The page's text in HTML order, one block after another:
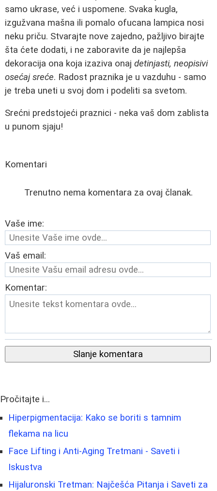
samo ukrase, već i uspomene. Svaka kugla,
izgužvana mašna ili pomalo ofucana lampica nosi
neku priču. Stvarajte nove zajedno, pažljivo birajte
šta ćete dodati, i ne zaboravite da je najlepša
dekoracija ona koja izaziva onaj detinjasti, neopisivi
osećaj sreće. Radost praznika je u vazduhu - samo
je treba uneti u svoj dom i podeliti sa svetom.
Srećni predstojeći praznici - neka vaš dom zablista
u punom sjaju!
Komentari
Trenutno nema komentara za ovaj članak.
Vaše ime:
Vaš email:
Komentar:
Slanje komentara
Pročitajte i...
Hiperpigmentacija: Kako se boriti s tamnim
flekama na licu
Face Lifting i Anti-Aging Tretmani - Saveti i
Iskustva
Hijaluronski Tretman: Najčešća Pitanja i Saveti za